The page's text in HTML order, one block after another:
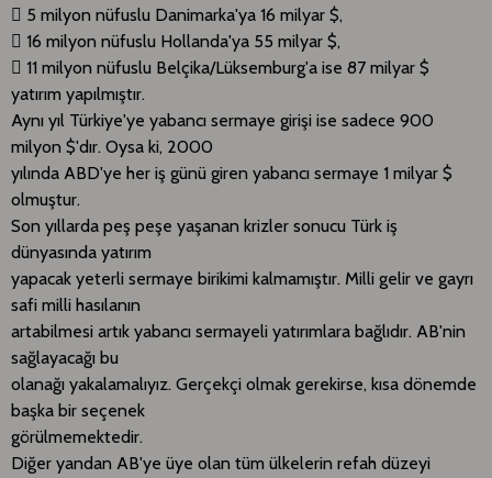
 5 milyon nüfuslu Danimarka'ya 16 milyar $,
 16 milyon nüfuslu Hollanda'ya 55 milyar $,
 11 milyon nüfuslu Belçika/Lüksemburg'a ise 87 milyar $
yatırım yapılmıştır.
Aynı yıl Türkiye'ye yabancı sermaye girişi ise sadece 900
milyon $'dır. Oysa ki, 2000
yılında ABD'ye her iş günü giren yabancı sermaye 1 milyar $
olmuştur.
Son yıllarda peş peşe yaşanan krizler sonucu Türk iş
dünyasında yatırım
yapacak yeterli sermaye birikimi kalmamıştır. Milli gelir ve gayrı
safi milli hasılanın
artabilmesi artık yabancı sermayeli yatırımlara bağlıdır. AB'nin
sağlayacağı bu
olanağı yakalamalıyız. Gerçekçi olmak gerekirse, kısa dönemde
başka bir seçenek
görülmemektedir.
Diğer yandan AB'ye üye olan tüm ülkelerin refah düzeyi